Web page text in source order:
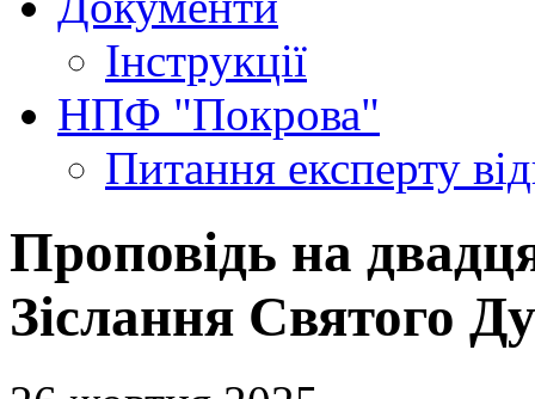
Інструкції
НПФ "Покрова"
Питання експерту
Проповідь на
Зіслання Святого